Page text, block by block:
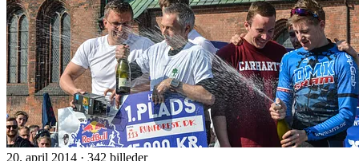
20. april 2014 · 342 billeder